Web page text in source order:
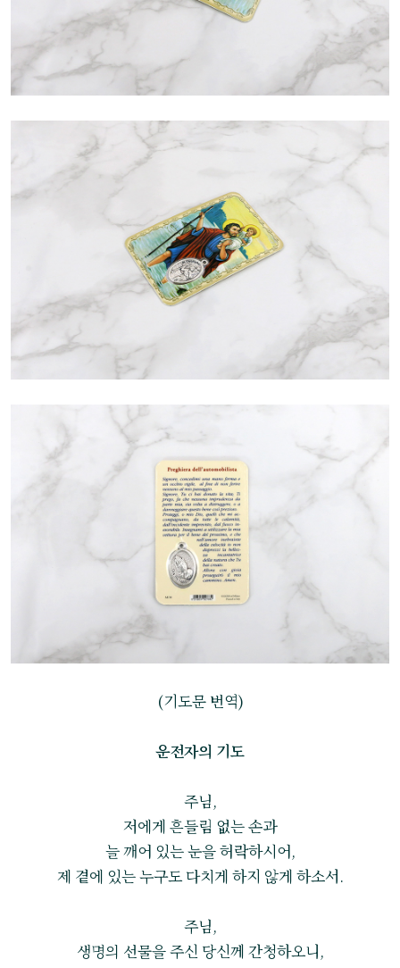
(기도문 번역)
운전자의 기도
주님,
저에게 흔들림 없는 손과
늘 깨어 있는 눈을 허락하시어,
제 곁에 있는 누구도 다치게 하지 않게 하소서.
주님,
생명의 선물을 주신 당신께 간청하오니,